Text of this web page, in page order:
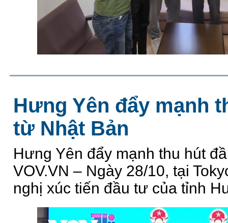
Hưng Yên đẩy mạnh
từ Nhật Bản
Hưng Yên đẩy mạnh thu hút
VOV.VN – Ngày 28/10, tại
nghị xúc tiến đầu tư của tỉnh